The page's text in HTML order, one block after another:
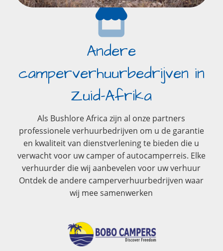
Andere
camperverhuurbedrijven in
Zuid-Afrika
Als Bushlore Africa zijn al onze partners
professionele verhuurbedrijven om u de garantie
en kwaliteit van dienstverlening te bieden die u
verwacht voor uw camper of autocamperreis. Elke
verhuurder die wij aanbevelen voor uw verhuur
Ontdek de andere camperverhuurbedrijven waar
wij mee samenwerken